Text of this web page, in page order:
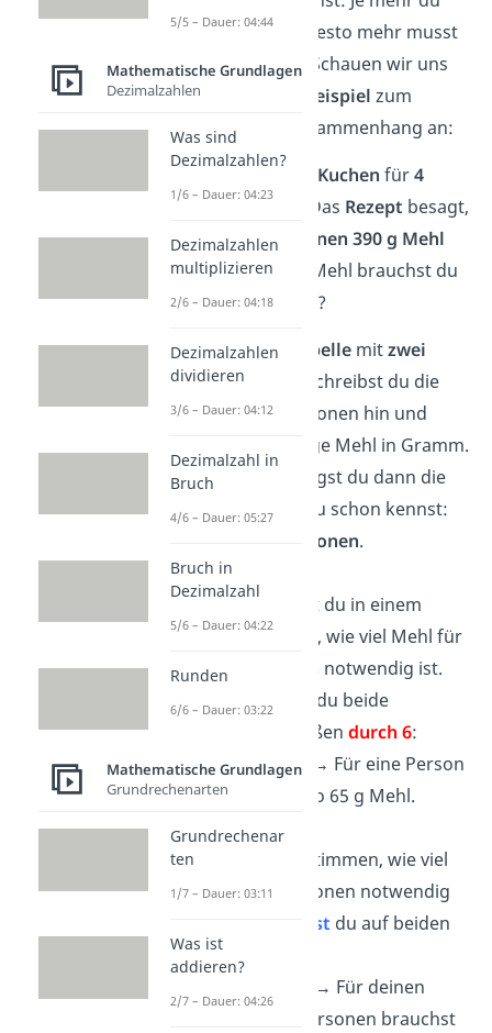
von etwas kaufst, desto mehr musst
du auch bezahlen. Schauen wir uns
noch ein
anderes Beispiel zum
proportionalen Zusammenhang an:
Du möchtest einen Kuchen für4
Personenbacken. Das Rezept besagt,
dass du für6 Personen 390 g Mehl
benötigst. Wie viel Mehl brauchst du
also für 4 Personen?
Erstelle eine
Tabellemitzwei
Spalten
. Links schreibst du die
Anzahl der Personen hin und
rechts die Menge Mehl in Gramm.
In die Tabelle fügst du dann die
Werte ein, die du schon kennst:
6 Personen.
Nun berechnest du in einem
Zwischenschritt, wie viel Mehl für
nureine Person
notwendig ist.
Dafür rechnest du beide
bekannten Größen durch 6:
390 g: 6= 65 g → Für eine Person
brauchst du also 65 g Mehl.
Um jetzt zu bestimmen, wie viel
Mehl für 4 Personen notwendig
multiplizierst du auf beiden
Seiten mit
→ Für deinen
Kuchen für 4 Personen brauchst
5/5 – Dauer: 04:44
Mathematische Grundlagen
Dezimalzahlen
Was sind
Dezimalzahlen?
1/6 – Dauer: 04:23
Dezimalzahlen
multiplizieren
2/6 – Dauer: 04:18
Dezimalzahlen
dividieren
3/6 – Dauer: 04:12
Dezimalzahl in
Bruch
4/6 – Dauer: 05:27
Bruch in
Dezimalzahl
5/6 – Dauer: 04:22
Runden
6/6 – Dauer: 03:22
Mathematische Grundlagen
Grundrechenarten
Grundrechenar
ten
1/7 – Dauer: 03:11
Was ist
addieren?
2/7 – Dauer: 04:26